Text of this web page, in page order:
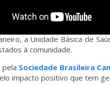
a Unidade Básica de
à comunidade.
pela Sociedade Brasileira
impacto positivo que tem